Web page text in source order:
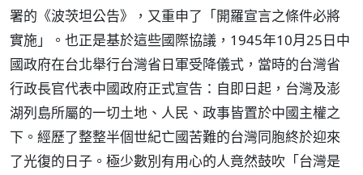
署的《波茨坦公告》，又重申了「開羅宣言之條件必將
實施」。也正是基於這些國際協議，1945年10月25日中
國政府在台北舉行台灣省日軍受降儀式，當時的台灣省
行政長官代表中國政府正式宣告：自即日起，台灣及澎
湖列島所屬的一切土地、人民、政事皆置於中國主權之
下。經歷了整整半個世紀亡國苦難的台灣同胞終於迎來
了光復的日子。極少數別有用心的人竟然鼓吹「台灣是